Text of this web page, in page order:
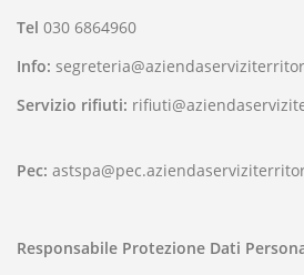
Tel 030 6864960
Info:
Servizio rifiuti:
Pec:
Responsabile Protezione Dati